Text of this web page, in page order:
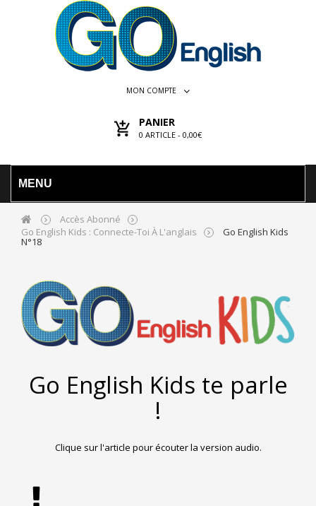
MON COMPTE
PANIER
0 ARTICLE - 0,00€
MENU
Accès Abonné
Go English Kids : Connecte-Toi À L'anglais
Go English Kids
N°18
Go English Kids te parle
!
Clique sur l'article pour écouter la version audio.